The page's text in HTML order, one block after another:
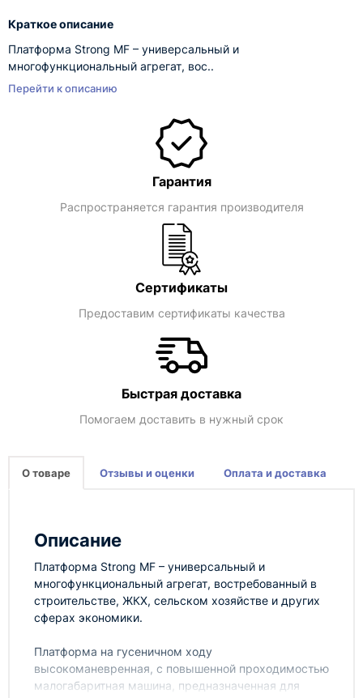
Краткое описание
Платформа Strong MF – универсальный и
многофункциональный агрегат, вос..
Перейти к описанию
Гарантия
Распространяется гарантия производителя
Сертификаты
Предоставим сертификаты качества
Быстрая доставка
Помогаем доставить в нужный срок
О товаре Отзывы и оценки Оплата и доставка
Описание
Платформа Strong MF – универсальный и
многофункциональный агрегат, востребованный в
строительстве, ЖКХ, сельском хозяйстве и других
сферах экономики.
Платформа на гусеничном ходу
высокоманевренная, с повышенной проходимостью
малогабаритная машина, предназначенная для